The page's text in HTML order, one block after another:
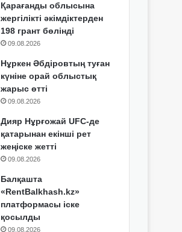
Қарағанды облысына
жергілікті әкімдіктерден
198 грант бөлінді
09.08.2026
Нұркен Әбдіровтың туған
күніне орай облыстық
жарыс өтті
09.08.2026
Дияр Нұрғожай UFC-де
қатарынан екінші рет
жеңіске жетті
09.08.2026
Балқашта
«RentBalkhash.kz»
платформасы іске
қосылды
09.08.2026